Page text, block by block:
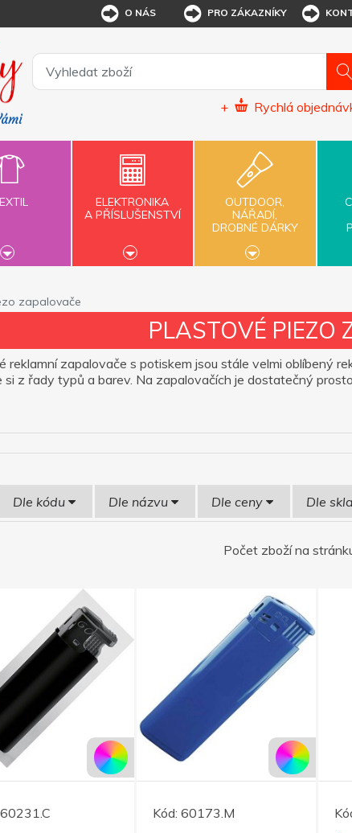
O NÁS PRO ZÁKAZNÍKY
+ Rychlá
ELEKTRONIKA
A PŘÍSLUŠENSTVÍ
OUTDOOR,
NÁŘADÍ,
DROBNÉ DÁRKY
zapalovače
PLASTOVÉ PIEZO
reklamní zapalovače s potiskem jsou stále velmi oblíbený
z řady typů a barev. Na zapalovačích je dostatečný
Dle kódu Dle názvu Dle ceny Dle
Počet zboží na
60231.C
Kód:60173.M